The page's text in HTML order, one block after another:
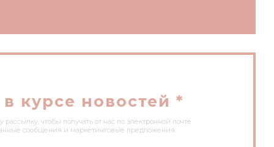
в курсе новостей *
чтобы получать от нас по электронной почте
сообщения и маркетинговые предложения.